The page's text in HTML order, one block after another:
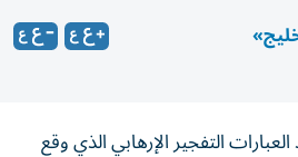
التفجير الإرهابي الذي وقع